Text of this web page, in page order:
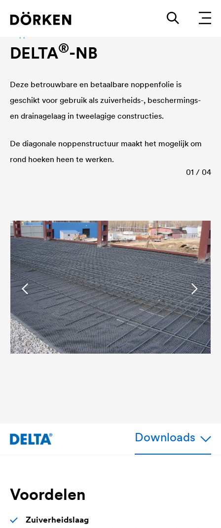
DELTA®-NB
Deze betrouwbare en betaalbare noppenfolie is
geschikt voor gebruik als zuiverheids-, beschermings-
en drainagelaag in tweelagige constructies.
De diagonale noppenstructuur maakt het mogelijk om
rond hoeken heen te werken.
01 / 04
Downloads
Voordelen
Zuiverheidslaag